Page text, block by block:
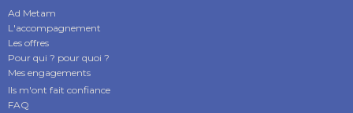
Ad Metam
L'accompagnement
Les offres
Pour qui ? pour quoi ?
Mes engagements
Ils m'ont fait confiance
FAQ